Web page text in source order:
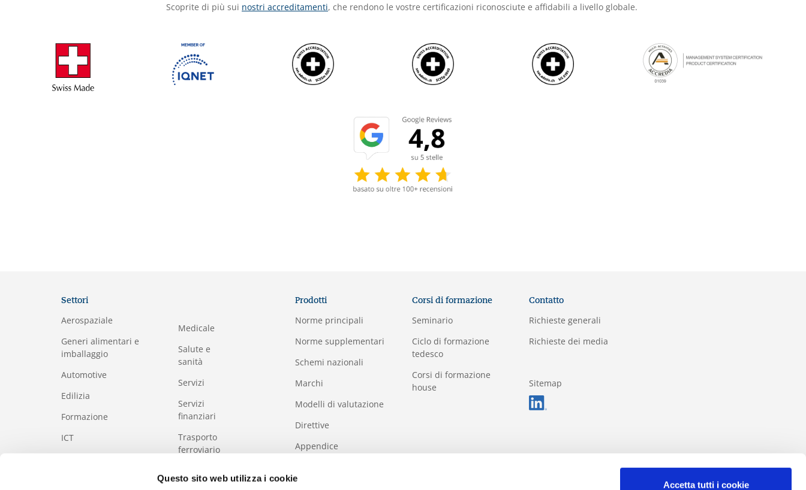
Questo sito web utilizza i cookie
Accetta tutti i cookie
Scoprite di più sui nostri accreditamenti, che rendono le vostre certificazioni riconosciute e affidabili a livello globale.
Settori
Aerospaziale
Generi alimentari e
imballaggio
Automotive
Edilizia
Formazione
ICT
Medicale
Salute e
sanità
Servizi
Servizi
finanziari
Trasporto
ferroviario
Turismo
Prodotti
Norme principali
Norme supplementari
Schemi nazionali
Marchi
Modelli di valutazione
Direttive
Appendice
Corsi di formazione
Seminario
Ciclo di formazione
tedesco
Corsi di formazione
house
Contatto
Richieste generali
Richieste dei media
Sitemap